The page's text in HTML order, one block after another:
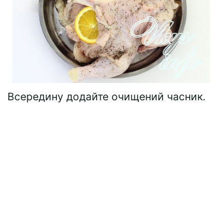
Всередину додайте очищений часник.